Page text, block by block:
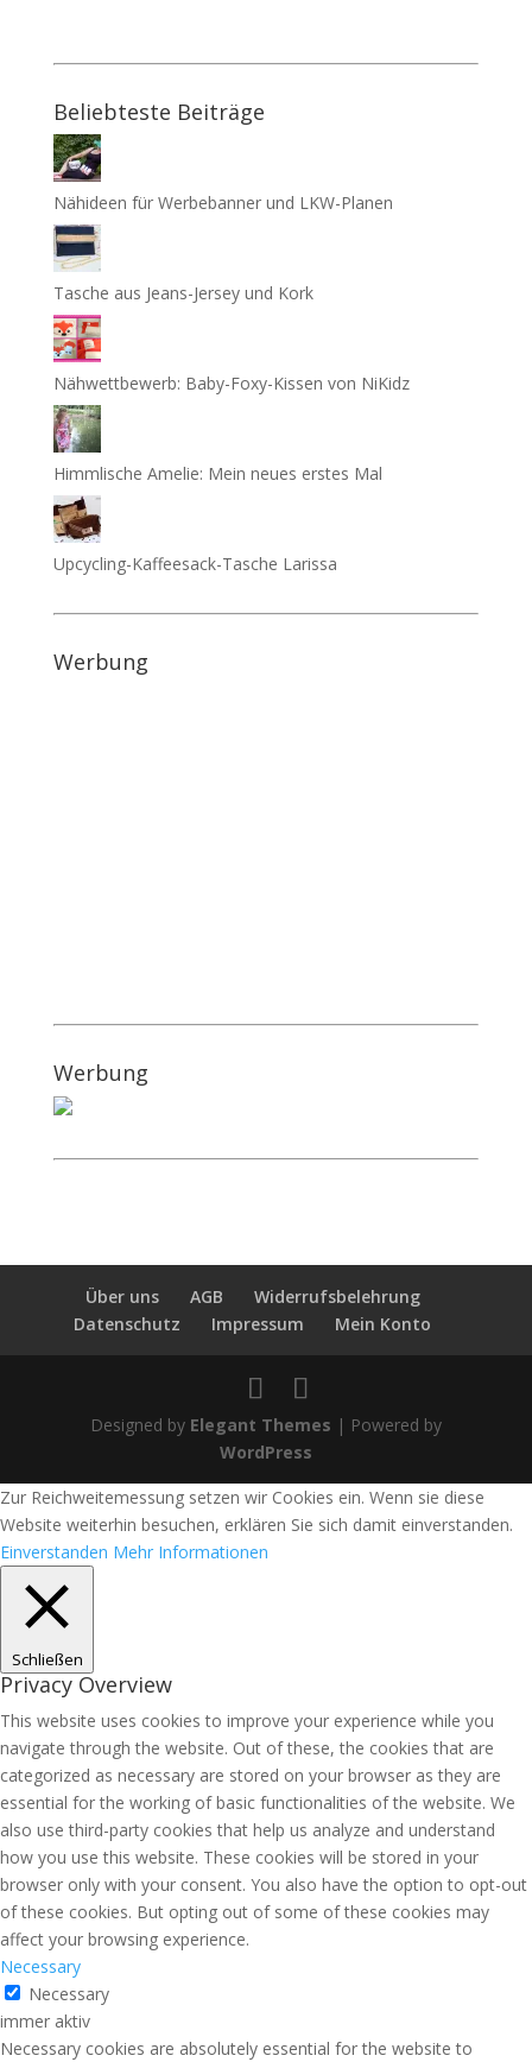
Beliebteste Beiträge
Nähideen für Werbebanner und LKW-Planen
Tasche aus Jeans-Jersey und Kork
Nähwettbewerb: Baby-Foxy-Kissen von NiKidz
Himmlische Amelie: Mein neues erstes Mal
Upcycling-Kaffeesack-Tasche Larissa
Werbung
Werbung
Über uns AGB
Widerrufsbelehrung
Datenschutz
Impressum Mein Konto
Designed by Elegant Themes | Powered by
WordPress
Zur Reichweitemessung setzen wir Cookies ein. Wenn sie diese
Website weiterhin besuchen, erklären Sie sich damit einverstanden.
Einverstanden Mehr Informationen
Schließen
Privacy Overview
This website uses cookies to improve your experience while you
navigate through the website. Out of these, the cookies that are
categorized as necessary are stored on your browser as they are
essential for the working of basic functionalities of the website. We
also use third-party cookies that help us analyze and understand
how you use this website. These cookies will be stored in your
browser only with your consent. You also have the option to opt-out
of these cookies. But opting out of some of these cookies may
affect your browsing experience.
Necessary
Necessary
immer aktiv
Necessary cookies are absolutely essential for the website to